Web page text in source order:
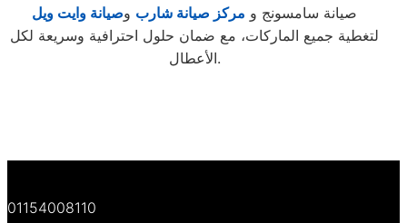
صيانة سامسونج و مركز صيانة شارب وصيانة وايت ويل
لتغطية جميع الماركات، مع ضمان حلول احترافية وسريعة لكل
الأعطال.
01154008110